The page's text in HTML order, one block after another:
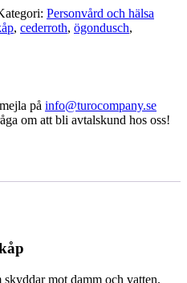
Personvård och hälsa
, cederroth, ögondusch,
på info@turocompany.se
om att bli avtalskund hos oss!
mot damm och vatten.